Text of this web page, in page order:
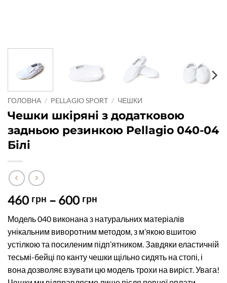
ГОЛОВНА / PELLAGIO SPORT / ЧЕШКИ
Чешки шкіряні з додатковою
задньою резинкою Pellagio 040-04
Білі
460 грн – 600 грн
від
460 грн
до
600 грн
Модель 040 виконана з натуральних матеріалів
унікальним виворотним методом, з м’якою вшитою
устілкою та посиленим підп’ятником. Завдяки еластичній
тесьмі-бейці по канту чешки щільно сидять на стопі, і
вона дозволяє взувати цю модель трохи на виріст. Увага!